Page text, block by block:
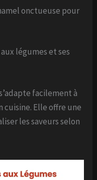
onctueuse pour
légumes et ses
facilement à
cuisine. Elle offre une
les saveurs selon